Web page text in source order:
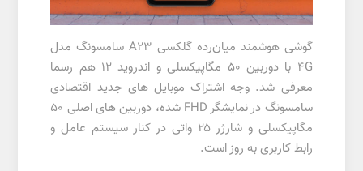
گوشی هوشمند میان‌رده گلکسی A23 سامسونگ مدل
4G با دوربین ۵۰ مگاپیکسلی و اندروید ۱۲ هم رسما
معرفی شد. وجه اشتراک موبایل های جدید اقتصادی
سامسونگ در نمایشگر FHD شده، دوربین های اصلی ۵۰
مگاپیکسلی و شارژر ۲۵ واتی در کنار سیستم عامل و
رابط کاربری به روز است.